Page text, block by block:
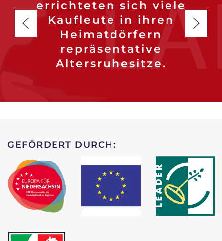
errichteten sich viele
Kaufleute in ihren
Heimatdörfern
repräsentative
Altersruhesitze.
GEFÖRDERT DURCH: